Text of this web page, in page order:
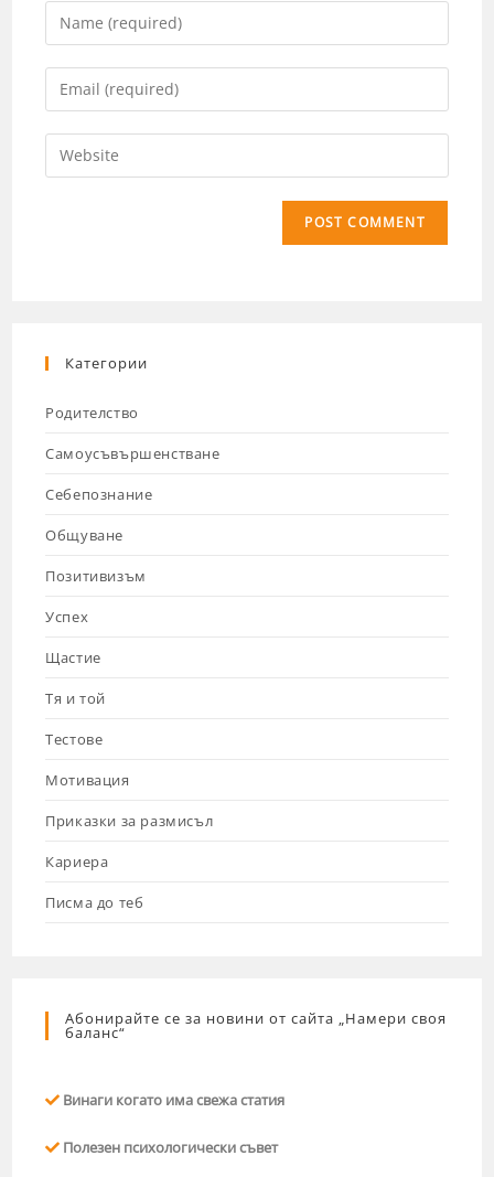
Категории
Родителство
Самоусъвършенстване
Себепознание
Общуване
Позитивизъм
Успех
Щастие
Тя и той
Тестове
Мотивация
Приказки за размисъл
Кариера
Писма до теб
Абонирайте се за новини от сайта „Намери своя
баланс“
Винаги когато има свежа статия
Полезен психологически съвет